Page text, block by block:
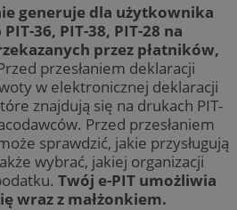
generuje dla użytkownika
36, PIT-38, PIT-28 na
przez płatników,
przesłaniem deklaracji
w elektronicznej deklaracji
znajdują się na drukach PIT-
Przed przesłaniem
sprawdzić, jakie przysługują
wybrać, jakiej organizacji
Twój e-PIT umożliwia
wraz z małżonkiem.